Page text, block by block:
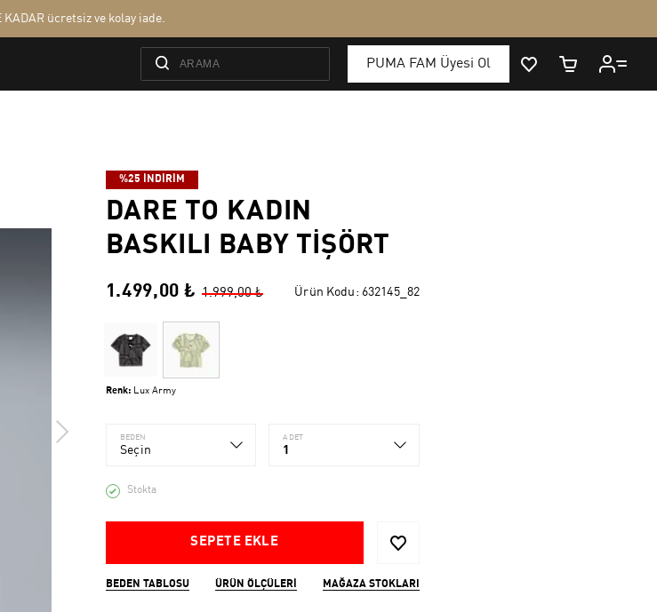
%25 İNDİRİM
DARE TO KADIN
BASKILI BABY TIŞÖRT
1.499,00 ₺ 1.999,00 ₺ Ürün Kodu: 632145_82
Renk: Lux Army
BEDEN
Seçin
ADET
1
Stokta
SEPETE EKLE
BEDEN TABLOSU ÜRÜN ÖLÇÜLERI MAĞAZA STOKLARI